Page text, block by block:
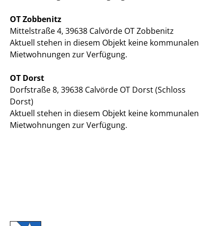
OT Zobbenitz
Mittelstraße 4, 39638 Calvörde OT Zobbenitz
Aktuell stehen in diesem Objekt keine kommunalen
Mietwohnungen zur Verfügung.
OT Dorst
Dorfstraße 8, 39638 Calvörde OT Dorst (Schloss
Dorst)
Aktuell stehen in diesem Objekt keine kommunalen
Mietwohnungen zur Verfügung.